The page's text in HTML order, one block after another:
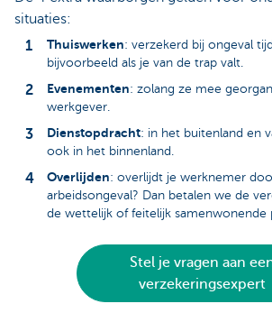
situaties:
Thuiswerken: verzekerd bij ongeval
bijvoorbeeld als je van de trap valt.
Evenementen: zolang ze mee
werkgever.
Dienstopdracht: in het buitenland en
ook in het binnenland.
Overlijden: overlijdt je werknemer
arbeidsongeval? Dan betalen we de
de wettelijk of feitelijk samenwonende
Stel je vragen aan
verzekeringsexpert